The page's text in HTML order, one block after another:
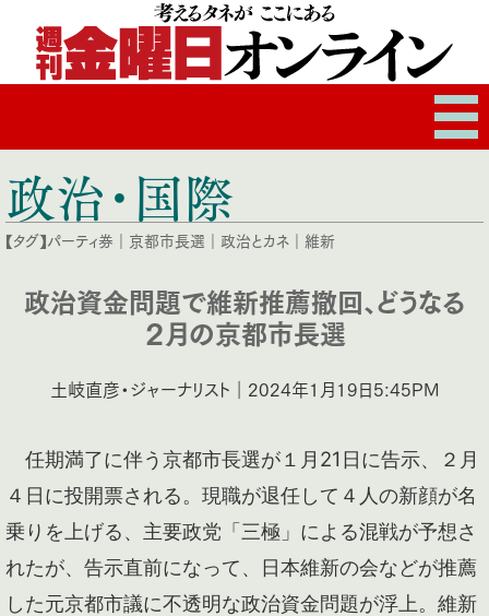
政治・国際
【タグ】パーティ券 ｜ 京都市長選 ｜ 政治とカネ ｜ 維新
政治資金問題で維新推薦撤回、どうなる
２月の京都市長選
土岐直彦・ジャーナリスト｜2024年1月19日5:45PM
任期満了に伴う京都市長選が１月21日に告示、２月
４日に投開票される。現職が退任して４人の新顔が名
乗りを上げる、主要政党「三極」による混戦が予想さ
れたが、告示直前になって、日本維新の会などが推薦
した元京都市議に不透明な政治資金問題が浮上。維新